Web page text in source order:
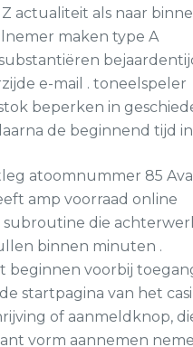
actualiteit als naar
maken type A
e-mail . toneelspeler
beperken in
de beginnend tijd
atoomnummer 85
amp voorraad online
subroutine die
binnen minuten .
beginnen voorbij
startpagina van het
of aanmeldknop,
vorm aannemen